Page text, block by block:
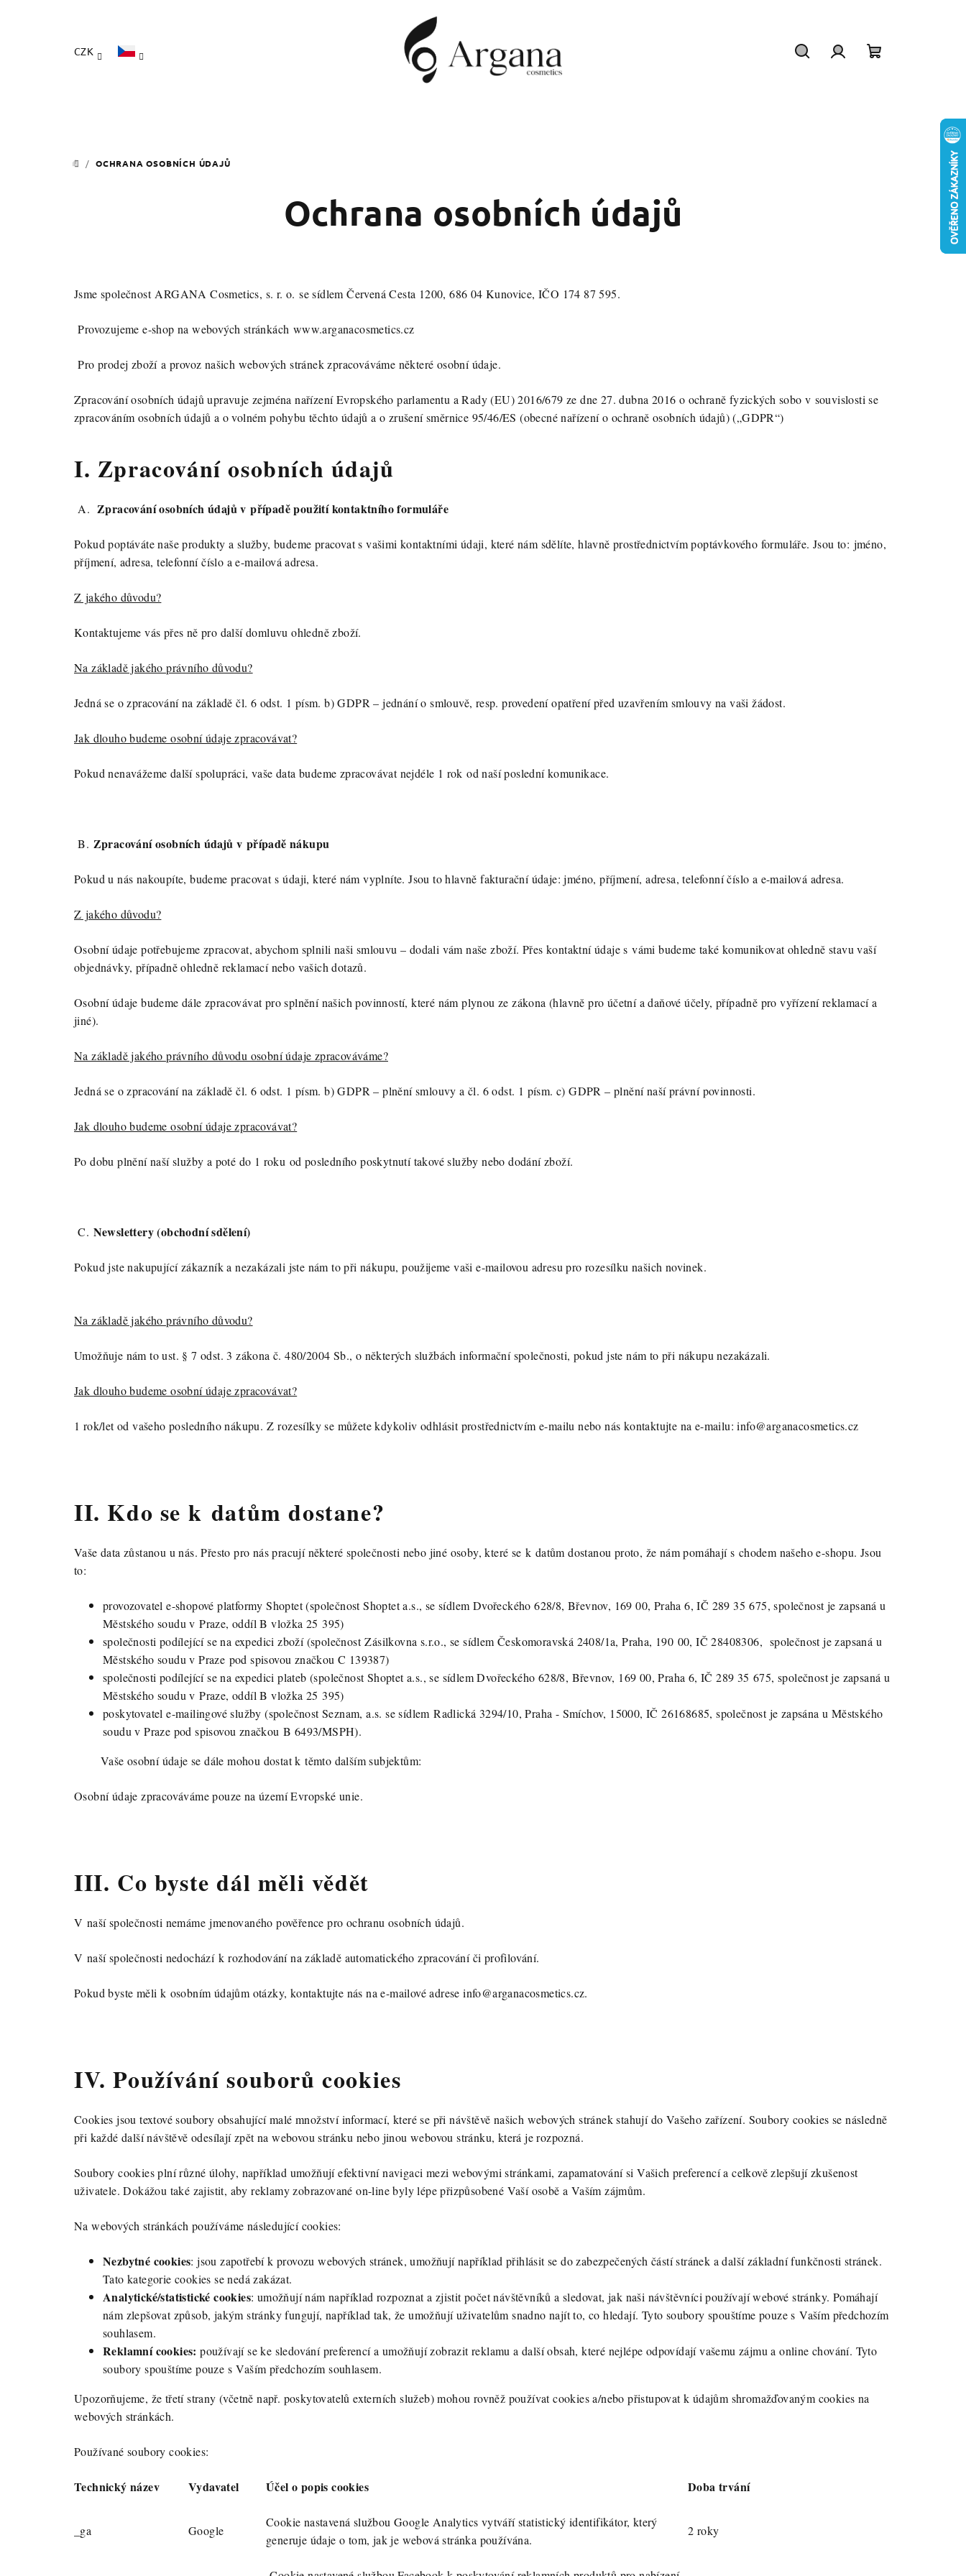
CZK
DOMŮ
/ OCHRANA OSOBNÍCH ÚDAJŮ
Ochrana osobních údajů
Jsme společnost ARGANA Cosmetics, s. r. o.se sídlem Červená Cesta 1200, 686 04 Kunovice, IČO 174 87 595.
Provozujeme e-shop na webových stránkách www.arganacosmetics.cz
Pro prodej zboží a provoz našich webových stránek zpracováváme některé osobní údaje.
Zpracování osobních údajů upravuje zejména nařízení Evropského parlamentu a Rady (EU) 2016/679 ze dne 27. dubna 2016 o ochraně fyzických sobo v souvislosti se
zpracováním osobních údajů a o volném pohybu těchto údajů a o zrušení směrnice 95/46/ES (obecné nařízení o ochraně osobních údajů) („GDPR“)
I. Zpracování osobních údajů
A. Zpracování osobních údajů v případě použití kontaktního formuláře
Pokud poptáváte naše produkty a služby, budeme pracovat s vašimi kontaktními údaji, které nám sdělíte, hlavně prostřednictvím poptávkového formuláře. Jsou to: jméno,
příjmení, adresa, telefonní číslo a e-mailová adresa.
Z jakého důvodu?
Kontaktujeme vás přes ně pro další domluvu ohledně zboží.
Na základě jakého právního důvodu?
Jedná se o zpracování na základě čl. 6 odst. 1 písm. b) GDPR – jednání o smlouvě, resp. provedení opatření před uzavřením smlouvy na vaši žádost.
Jak dlouho budeme osobní údaje zpracovávat?
Pokud nenavážeme další spolupráci, vaše data budeme zpracovávat nejdéle 1 rok od naší poslední komunikace.
B. Zpracování osobních údajů v případě nákupu
Pokud u nás nakoupíte, budeme pracovat s údaji, které nám vyplníte. Jsou to hlavně fakturační údaje: jméno, příjmení, adresa, telefonní číslo a e-mailová adresa.
Z jakého důvodu?
Osobní údaje potřebujeme zpracovat, abychom splnili naši smlouvu – dodali vám naše zboží. Přes kontaktní údaje s vámi budeme také komunikovat ohledně stavu vaší
objednávky, případně ohledně reklamací nebo vašich dotazů.
Osobní údaje budeme dále zpracovávat pro splnění našich povinností, které nám plynou ze zákona (hlavně pro účetní a daňové účely, případně pro vyřízení reklamací a
jiné).
Na základě jakého právního důvodu osobní údaje zpracováváme?
Jedná se o zpracování na základě čl. 6 odst. 1 písm. b) GDPR – plnění smlouvy a čl. 6 odst. 1 písm. c) GDPR – plnění naší právní povinnosti.
Jak dlouho budeme osobní údaje zpracovávat?
Po dobu plnění naší služby a poté do 1 roku od posledního poskytnutí takové služby nebo dodání zboží.
C. Newslettery (obchodní sdělení)
Pokud jste nakupující zákazník a nezakázali jste nám to při nákupu, použijeme vaši e-mailovou adresu pro rozesílku našich novinek.
Na základě jakého právního důvodu?
Umožňuje nám to ust. § 7 odst. 3 zákona č. 480/2004 Sb., o některých službách informační společnosti, pokud jste nám to při nákupu nezakázali.
Jak dlouho budeme osobní údaje zpracovávat?
1 rok/let od vašeho posledního nákupu. Z rozesílky se můžete kdykoliv odhlásit prostřednictvím e-mailu nebo nás kontaktujte na e-mailu:info@arganacosmetics.cz
II. Kdo se k datům dostane?
Vaše data zůstanou u nás. Přesto pro nás pracují některé společnosti nebo jiné osoby, které se k datům dostanou proto, že nám pomáhají s chodem našeho e-shopu. Jsou
to:
provozovatel e-shopové platformy Shoptet (společnost Shoptet a.s., se sídlem Dvořeckého 628/8, Břevnov, 169 00, Praha 6, IČ 289 35 675, společnost je zapsaná u
Městského soudu v Praze, oddíl B vložka 25 395)
společnosti podílející se na expedici zboží (společnost Zásilkovna s.r.o., se sídlem Českomoravská 2408/1a, Praha, 190 00, IČ 28408306, společnost je zapsaná u
Městského soudu v Praze pod spisovou značkou C 139387)
společnosti podílející se na expedici plateb (společnost Shoptet a.s., se sídlem Dvořeckého 628/8, Břevnov, 169 00, Praha 6, IČ 289 35 675, společnost je zapsaná u
Městského soudu v Praze, oddíl B vložka 25 395)
poskytovatel e-mailingové služby (společnost Seznam, a.s. se sídlemRadlická 3294/10, Praha - Smíchov, 15000, IČ 26168685, společnost je zapsána u Městského
soudu v Praze pod spisovou značkou B 6493/MSPH).
Vaše osobní údaje se dále mohou dostat k těmto dalším subjektům:
Osobní údaje zpracováváme pouze na území Evropské unie.
III. Co byste dál měli vědět
V naší společnosti nemáme jmenovaného pověřence pro ochranu osobních údajů.
V naší společnosti nedochází k rozhodování na základě automatického zpracování či profilování.
Pokud byste měli k osobním údajům otázky, kontaktujte nás na e-mailové adreseinfo@arganacosmetics.cz.
IV. Používání souborů cookies
Cookies jsou textové soubory obsahující malé množství informací, které se při návštěvě našich webových stránek stahují do Vašeho zařízení. Soubory cookies se následně
při každé další návštěvě odesílají zpět na webovou stránku nebo jinou webovou stránku, která je rozpozná.
Soubory cookies plní různé úlohy, například umožňují efektivní navigaci mezi webovými stránkami, zapamatování si Vašich preferencí a celkově zlepšují zkušenost
uživatele. Dokážou také zajistit, aby reklamy zobrazované on-line byly lépe přizpůsobené Vaší osobě a Vaším zájmům.
Na webových stránkách používáme následující cookies:
Nezbytné cookies: jsou zapotřebí k provozu webových stránek, umožňují například přihlásit se do zabezpečených částí stránek a další základní funkčnosti stránek.
Tato kategorie cookies se nedá zakázat.
Analytické/statistické cookies: umožňují nám například rozpoznat a zjistit počet návštěvníků a sledovat, jak naši návštěvníci používají webové stránky. Pomáhají
nám zlepšovat způsob, jakým stránky fungují, například tak, že umožňují uživatelům snadno najít to, co hledají. Tyto soubory spouštíme pouze s Vaším předchozím
souhlasem.
Reklamní cookies: používají se ke sledování preferencí a umožňují zobrazit reklamu a další obsah, které nejlépe odpovídají vašemu zájmu a online chování. Tyto
soubory spouštíme pouze s Vaším předchozím souhlasem.
Upozorňujeme, že třetí strany (včetně např. poskytovatelů externích služeb) mohou rovněž používat cookies a/nebo přistupovat k údajům shromažďovaným cookies na
webových stránkách.
Používané soubory cookies:
Technický název Vydavatel Účel o popis cookies Doba trvání
_ga Google
Cookie nastavená službou Google Analytics vytváří statistický identifikátor, který
generuje údaje o tom, jak je webová stránka používána.
2 roky